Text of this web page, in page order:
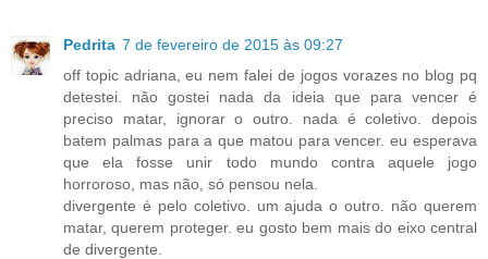
Pedrita 7 de fevereiro de 2015 às 09:27
off topic adriana, eu nem falei de jogos vorazes no blog pq
detestei. não gostei nada da ideia que para vencer é
preciso matar, ignorar o outro. nada é coletivo. depois
batem palmas para a que matou para vencer. eu esperava
que ela fosse unir todo mundo contra aquele jogo
horroroso, mas não, só pensou nela.
divergente é pelo coletivo. um ajuda o outro. não querem
matar, querem proteger. eu gosto bem mais do eixo central
de divergente.